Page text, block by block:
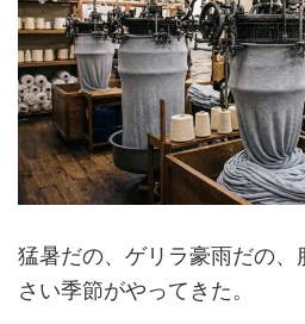
猛暑だの、ゲリラ豪雨だの、
さい季節がやってきた。